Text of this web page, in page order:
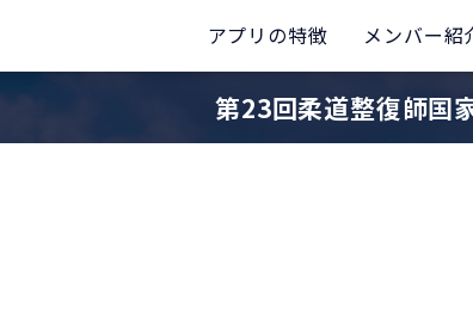
アプリの特徴 メンバー紹
第23回柔道整復師国